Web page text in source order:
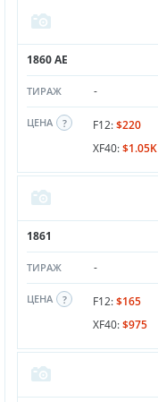
1860 AE
ТИРАЖ -
ЦЕНА F12:$220
XF40:$1.05K
1861
ТИРАЖ -
ЦЕНА F12:$165
XF40:$975